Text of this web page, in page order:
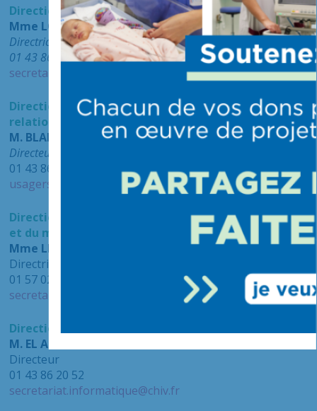
Direction des achats et des services logistiques :
Mme LOIGNON Emma
Directrice
01 43 86 23 48
secretariat.dasl@chiv.fr
Direction qualité et gestion des risques et des
relations usagers
M. BLANC Matthieu
Directeur
01 43 86 20 35
usagers@chiv.fr
Direction communication, des relations publiques
et du mécénat
Mme LEROY Marine
Directrice
01 57 02 23 68
secretariatdircom@chicreteil.fr
Direction du système d’information
M. EL ASSALI Abder
Directeur
01 43 86 20 52
secretariat.informatique@chiv.fr